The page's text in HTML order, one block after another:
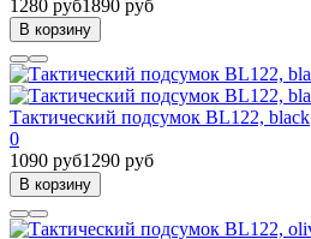
1280 руб1890 руб
В корзину
Тактический подсумок BL122, black
0
1090 руб1290 руб
В корзину